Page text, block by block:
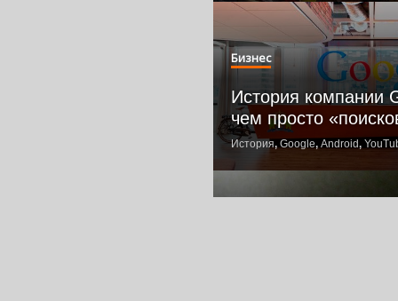
Бизнес
История компании
чем просто
История, Google, Android,